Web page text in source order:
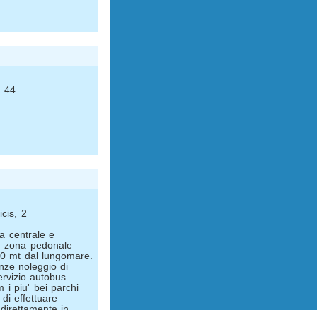
44
2
centrale e
zona pedonale
mt dal lungomare.
noleggio di
autobus
i piu' bei parchi
di effettuare